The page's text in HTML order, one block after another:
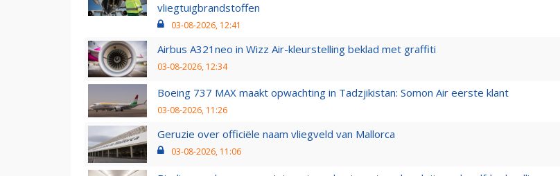
vliegtuigbrandstoffen
03-08-2026, 12:41
Airbus A321neo in Wizz Air-kleurstelling beklad met graffiti
03-08-2026, 12:34
Boeing 737 MAX maakt opwachting in Tadzjikistan: Somon Air eerste klant
03-08-2026, 11:26
Geruzie over officiële naam vliegveld van Mallorca
03-08-2026, 11:06